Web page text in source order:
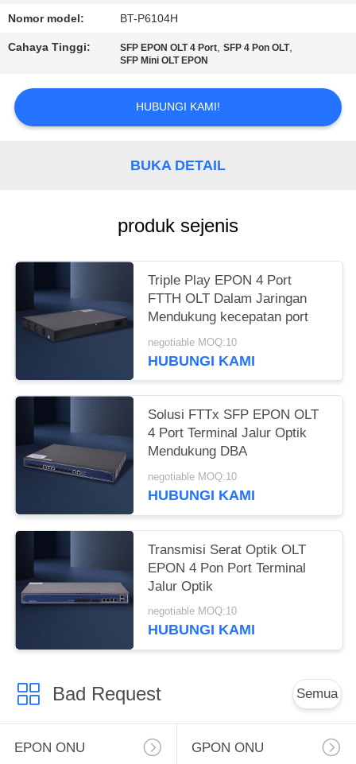
Nomor model: BT-P6104H
Cahaya Tinggi: SFP EPON OLT 4 Port,SFP 4 Pon OLT,
SFP Mini OLT EPON
HUBUNGI KAMI!
BUKA DETAIL
produk sejenis
Triple Play EPON 4 Port
FTTH OLT Dalam Jaringan
Mendukung kecepatan port
negotiable MOQ:10
HUBUNGI KAMI
Solusi FTTx SFP EPON OLT
4 Port Terminal Jalur Optik
Mendukung DBA
negotiable MOQ:10
HUBUNGI KAMI
Transmisi Serat Optik OLT
EPON 4 Pon Port Terminal
Jalur Optik
negotiable MOQ:10
HUBUNGI KAMI
Bad Request Semua
EPON ONU GPON ONU